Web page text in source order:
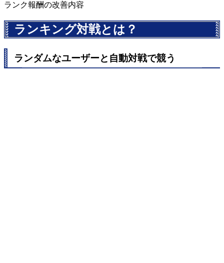
ランク報酬の改善内容
ランキング対戦とは？
ランダムなユーザーと自動対戦で競う